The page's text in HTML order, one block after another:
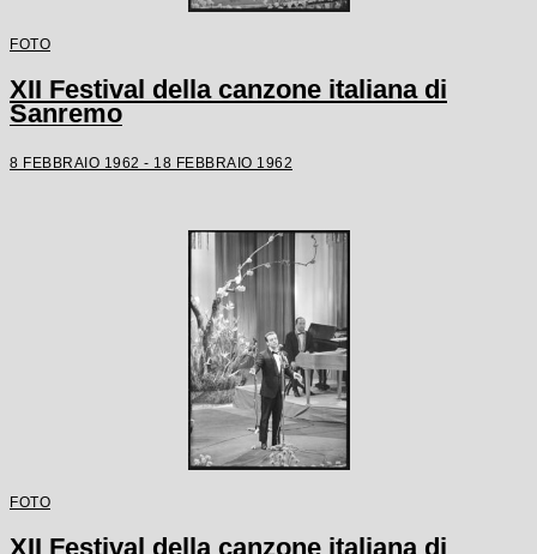
FOTO
XII Festival della canzone italiana di
Sanremo
8 FEBBRAIO 1962 - 18 FEBBRAIO 1962
FOTO
XII Festival della canzone italiana di